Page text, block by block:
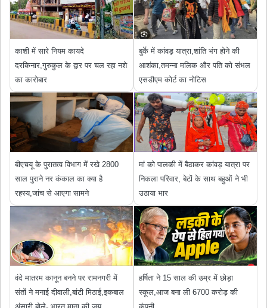
काशी में सारे नियम कायदे
दरकिनार,गुरुकुल के द्वार पर चल रहा नशे
का कारोबार
बुर्के में कांवड़ यात्रा,शांति भंग होने की
आशंका,तमन्ना मलिक और पति को संभल
एसडीएम कोर्ट का नोटिस
बीएचयू के पुरातत्व विभाग में रखे 2800
साल पुराने नर कंकाल का क्या है
रहस्य,जांच से आएगा सामने
मां को पालकी में बैठाकर कांवड़ यात्रा पर
निकला परिवार, बेटों के साथ बहुओं ने भी
उठाया भार
वंदे मातरम कानून बनने पर रामनगरी में
संतों ने मनाई दीवाली,बांटी मिठाई,इकबाल
हर्षिता ने 15 साल की उम्र में छोड़ा
स्कूल,आज बना ली 6700 करोड़ की